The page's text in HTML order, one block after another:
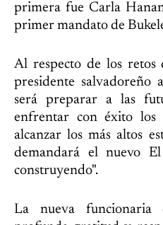
primera fue Carla
primer mandato de
Al respecto de los retos
presidente salvadoreño
será preparar a las
enfrentar con éxito los
alcanzar los más altos
demandará el nuevo
construyendo".
La nueva funcionaria